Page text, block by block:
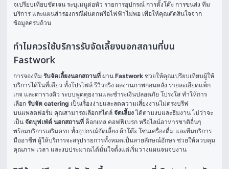
จเปรียบเทียบชัดเจน ระบุเมนูต่อหัว รายการอุปกรณ์ การตั้งโต๊ะ การขนส่ง ทีม
บริการ และแผนสำรองกรณีฝนตกหรือไฟฟ้าไม่พอ เพื่อให้คุณตัดสินใจจาก
ข้อมูลครบถ้วน
ทำไมควรใช้บริการรับจัดเลี้ยงนอกสถานที่บน
Fastwork
การจองทีม รับจัดเลี้ยงนอกสถานที่ ผ่าน Fastwork ช่วยให้คุณเปรียบเทียบผู้ให้
บริการได้ในที่เดียว ทั้งโปรไฟล์ รีวิวจริง ผลงานภาพก่อนหลัง รายละเอียดแพ็ก
เกจ และตารางคิว ระบบพูดคุยงานและชำระเงินปลอดภัย โปร่งใส ทำให้การ
เลือก รับจัด catering เป็นเรื่องง่ายและลดความเสี่ยงงานไม่ตรงบรีฟ
บนแพลตฟอร์ม คุณสามารถเลือกสไตล์ จัดเลี้ยง ได้ตามงบและธีมงาน ไม่ว่าจะ
เป็น จัดบุฟเฟ่ต์ นอกสถานที่ ค็อกเทล คอฟฟี่เบรก หรือไลน์อาหารชาติอื่นๆ
พร้อมบริการเสริมครบ ทั้งอุปกรณ์จัดเลี้ยง ผ้าโต๊ะ โซนเครื่องดื่ม และทีมบริการ
มืออาชีพ ผู้ให้บริการจะสรุปรายการทั้งหมดเป็นลายลักษณ์อักษร ช่วยให้ควบคุม
คุณภาพ เวลา และงบประมาณได้มั่นใจตั้งแต่เริ่มวางแผนจนจบงาน